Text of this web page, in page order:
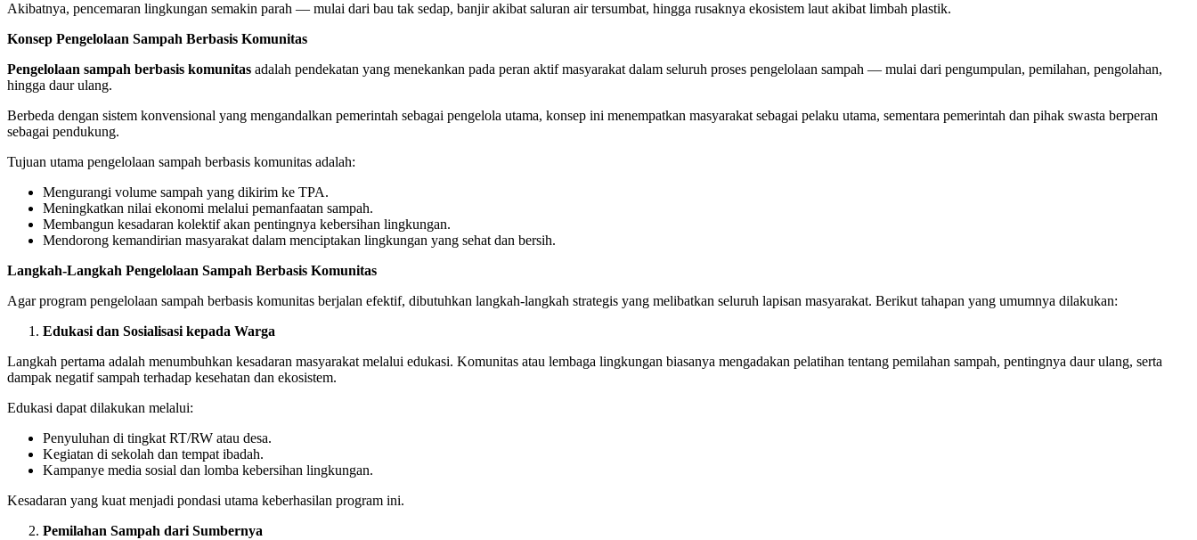
Akibatnya, pencemaran lingkungan semakin parah — mulai dari bau tak sedap, banjir akibat saluran air tersumbat, hingga rusaknya ekosistem laut akibat limbah plastik.
Konsep Pengelolaan Sampah Berbasis Komunitas
Pengelolaan sampah berbasis komunitas adalah pendekatan yang menekankan pada peran aktif masyarakat dalam seluruh proses pengelolaan sampah — mulai dari pengumpulan, pemilahan, pengolahan,
hingga daur ulang.
Berbeda dengan sistem konvensional yang mengandalkan pemerintah sebagai pengelola utama, konsep ini menempatkan masyarakat sebagai pelaku utama, sementara pemerintah dan pihak swasta berperan
sebagai pendukung.
Tujuan utama pengelolaan sampah berbasis komunitas adalah:
Mengurangi volume sampah yang dikirim ke TPA.
Meningkatkan nilai ekonomi melalui pemanfaatan sampah.
Membangun kesadaran kolektif akan pentingnya kebersihan lingkungan.
Mendorong kemandirian masyarakat dalam menciptakan lingkungan yang sehat dan bersih.
Langkah-Langkah Pengelolaan Sampah Berbasis Komunitas
Agar program pengelolaan sampah berbasis komunitas berjalan efektif, dibutuhkan langkah-langkah strategis yang melibatkan seluruh lapisan masyarakat. Berikut tahapan yang umumnya dilakukan:
Edukasi dan Sosialisasi kepada Warga
Langkah pertama adalah menumbuhkan kesadaran masyarakat melalui edukasi. Komunitas atau lembaga lingkungan biasanya mengadakan pelatihan tentang pemilahan sampah, pentingnya daur ulang, serta
dampak negatif sampah terhadap kesehatan dan ekosistem.
Edukasi dapat dilakukan melalui:
Penyuluhan di tingkat RT/RW atau desa.
Kegiatan di sekolah dan tempat ibadah.
Kampanye media sosial dan lomba kebersihan lingkungan.
Kesadaran yang kuat menjadi pondasi utama keberhasilan program ini.
Pemilahan Sampah dari Sumbernya